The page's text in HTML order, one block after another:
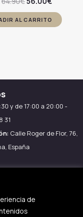
de
precio
original
era:
precio
actual
es:
AL CARRITO
y de 17:00 a 20:00 -
31
Calle Roger de Flor, 76,
España